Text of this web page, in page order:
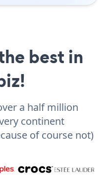
best in
a half million
continent
of course not)